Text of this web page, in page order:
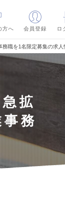
方へ 会員登録 ロ
職を1名限定募集の求人
拡
事務